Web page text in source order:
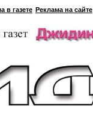
в газете Реклама на сайте